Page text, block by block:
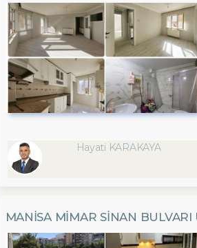
Hayati KARAKAYA
MANISA MIMAR SINAN BULVARI